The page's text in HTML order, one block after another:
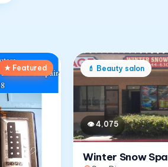
★ Featured 💄 Beauty salon
👁4,075
Winter Snow Spa